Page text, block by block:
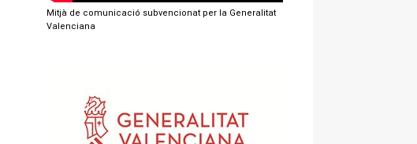
Mitjà de comunicació subvencionat per la Generalitat
Valenciana